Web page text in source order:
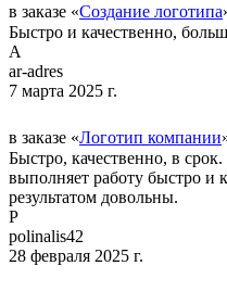
в заказе «Создание логотипа
Быстро и качественно,
A
ar-adres
7 марта 2025 г.
в заказе «Логотип компании
Быстро, качественно, в
выполняет работу быстро и
результатом довольны.
P
polinalis42
28 февраля 2025 г.